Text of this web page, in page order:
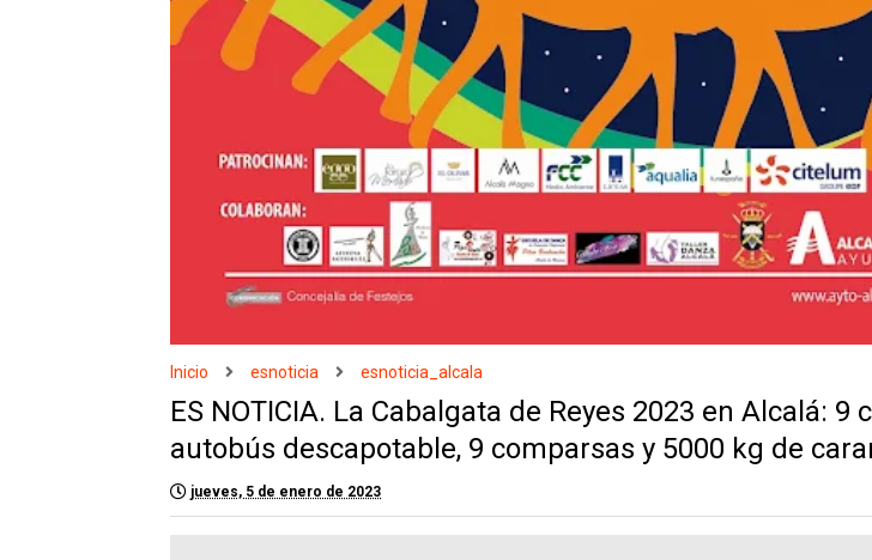
Inicio esnoticia esnoticia_alcala
ES NOTICIA. La Cabalgata de Reyes 2023 en Alcalá: 9
autobús descapotable, 9 comparsas y 5000 kg de
jueves, 5 de enero de 2023